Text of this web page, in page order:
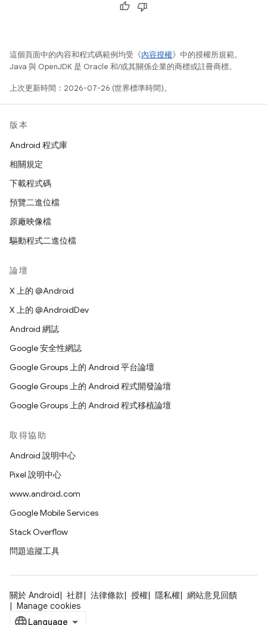
這個頁面中的內容和程式碼範例均受《內容授權》中的授權所規範。
Java 與 OpenJDK 是 Oracle 和/或其關係企業的商標或註冊商標。
上次更新時間：2026-07-26 (世界標準時間)。
版本
Android 程式庫
相關規定
下載程式碼
預覽二進位檔
原廠映像檔
驅動程式二進位檔
論壇
X 上的 @Android
X 上的 @AndroidDev
Android 網誌
Google 安全性網誌
Google Groups 上的 Android 平台論壇
Google Groups 上的 Android 程式開發論壇
Google Groups 上的 Android 程式移植論壇
取得協助
Android 說明中心
Pixel 說明中心
www.android.com
Google Mobile Services
Stack Overflow
問題追蹤工具
關於 Android 社群 法律條款 授權 隱私權
網站意見回饋
Manage cookies